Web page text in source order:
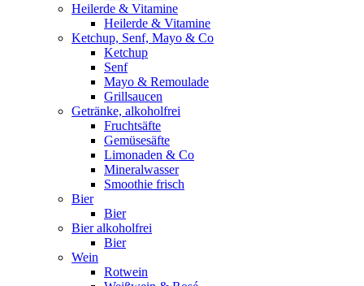
Heilerde & Vitamine
Heilerde & Vitamine
Ketchup, Senf, Mayo & Co
Ketchup
Senf
Mayo & Remoulade
Grillsaucen
Getränke, alkoholfrei
Fruchtsäfte
Gemüsesäfte
Limonaden & Co
Mineralwasser
Smoothie frisch
Bier
Bier
Bier alkoholfrei
Bier
Wein
Rotwein